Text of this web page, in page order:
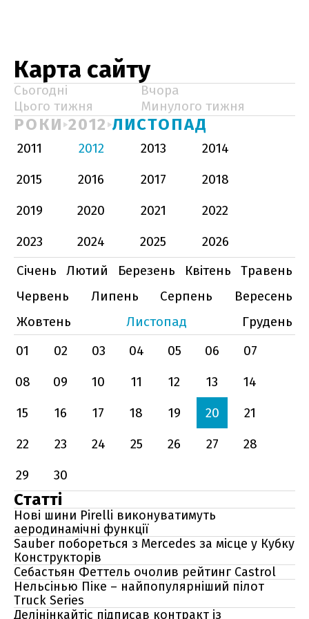
Карта сайту
Сьогодні
Вчора
Цього тижня
Минулого тижня
РОКИ 2012 ЛИСТОПАД
2011 2012 2013
2014
2015
2016 2017
2018
2019
2020 2021
2022
2023
2024 2025
2026
Січень
Лютий Березень Квітень
Травень
Червень
Липень Серпень
Вересень
Жовтень
Листопад
Грудень
01
02 03 04 05 06
07
08
09 10 11 12 13
14
15
16 17 18 19 20
21
22
23 24 25 26 27
28
29
30
Статті
Нові шини Pirelli виконуватимуть
аеродинамічні функції
Sauber побореться з Mercedes за місце у Кубку
Конструкторів
Себастьян Феттель очолив рейтинг Castrol
Нельсінью Піке – найпопулярніший пілот
Truck Series
Делінінкайтіс підписав контракт із